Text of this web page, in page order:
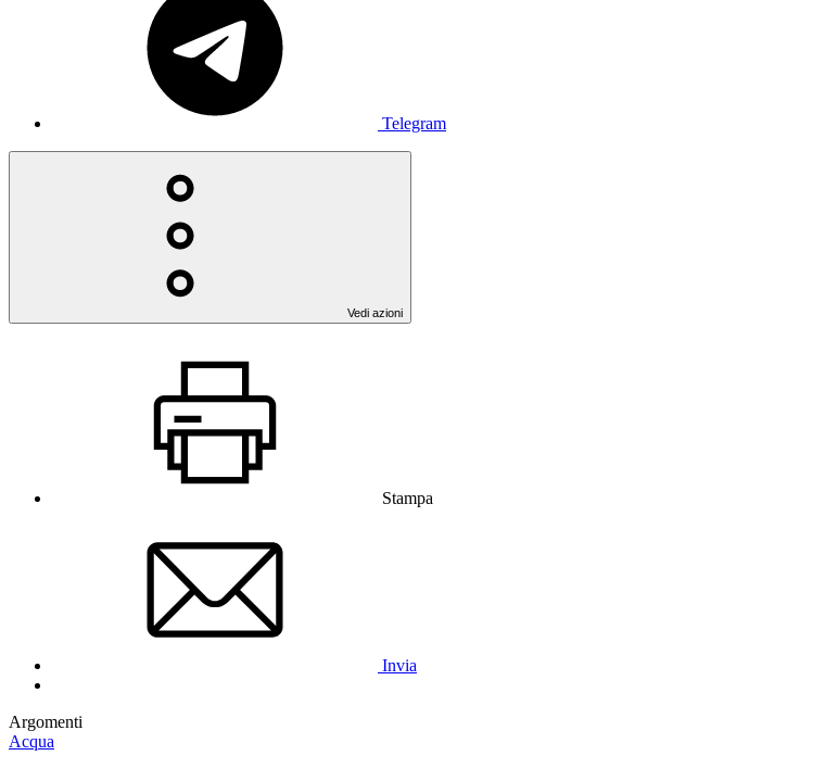
Telegram
Vedi azioni
Stampa
Invia
Argomenti
Acqua